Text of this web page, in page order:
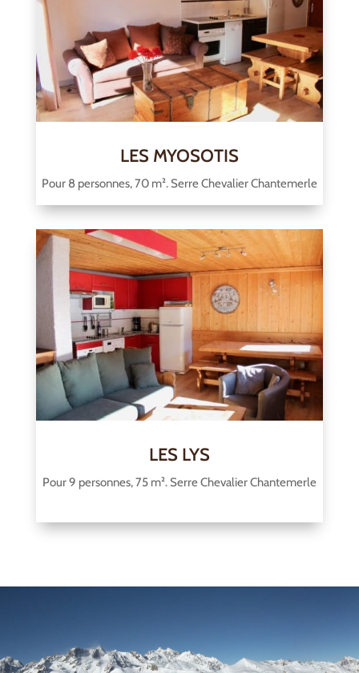
LES MYOSOTIS
Pour 8 personnes, 70 m². Serre Chevalier Chantemerle
LES LYS
Pour 9 personnes, 75 m². Serre Chevalier Chantemerle